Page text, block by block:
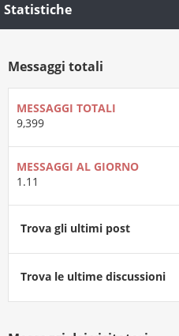
Statistiche
Messaggi totali
MESSAGGI TOTALI
9,399
MESSAGGI AL GIORNO
1.11
Trova gli ultimi post
Trova le ultime discussioni